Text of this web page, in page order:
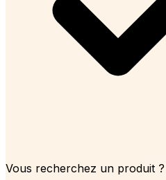
Vous recherchez un produit ?